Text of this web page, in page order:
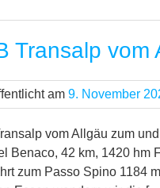
Transalp
am 9. November
vom Allgäu zum
Benaco, 42 km, 1420 hm
zum Passo Spino 1184